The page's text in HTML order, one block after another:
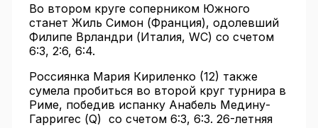
Во втором круге соперником Южного
станет Жиль Симон (Франция), одолевший
Филипе Врландри (Италия, WC) со счетом
6:3, 2:6, 6:4.
Россиянка Мария Кириленко (12) также
сумела пробиться во второй круг турнира в
Риме, победив испанку Анабель Медину-
Гарригес (Q) со счетом 6:3, 6:3. 26-летняя